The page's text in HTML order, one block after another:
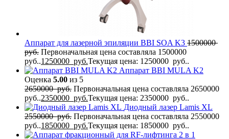
Аппарат для лазерной эпиляции BBI SOA K3 1500000
руб. Первоначальная цена составляла 1500000
руб..1250000 руб.Текущая цена: 1250000 руб..
Аппарат BBI MULA K2
Оценка 5.00 из 5
2650000руб. Первоначальная цена составляла 2650000
руб..2350000 руб.Текущая цена: 2350000 руб..
Диодный лазер Lamis XL
2550000руб. Первоначальная цена составляла 2550000
руб..1850000 руб.Текущая цена: 1850000 руб..